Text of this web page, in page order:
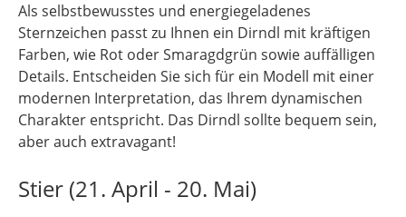
Als selbstbewusstes und energiegeladenes
Sternzeichen passt zu Ihnen ein Dirndl mit kräftigen
Farben, wie Rot oder Smaragdgrün sowie auffälligen
Details. Entscheiden Sie sich für ein Modell mit einer
modernen Interpretation, das Ihrem dynamischen
Charakter entspricht. Das Dirndl sollte bequem sein,
aber auch extravagant!
Stier (21. April - 20. Mai)